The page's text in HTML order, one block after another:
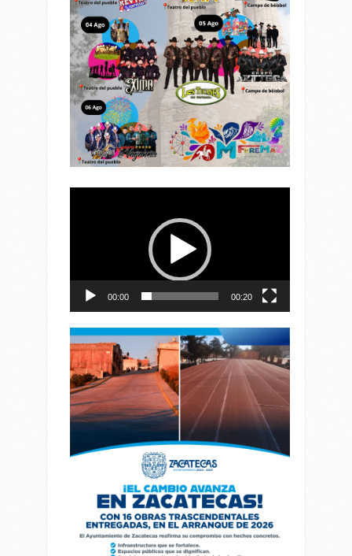
00:00 00:20